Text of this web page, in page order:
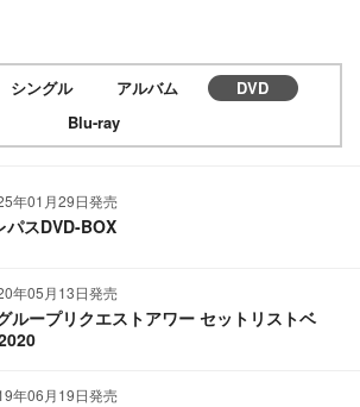
シングル アルバム
DVD
Blu-ray
年01月29日発売
パスDVD-BOX
年05月13日発売
ループリクエストアワー セットリストベ
年06月19日発売